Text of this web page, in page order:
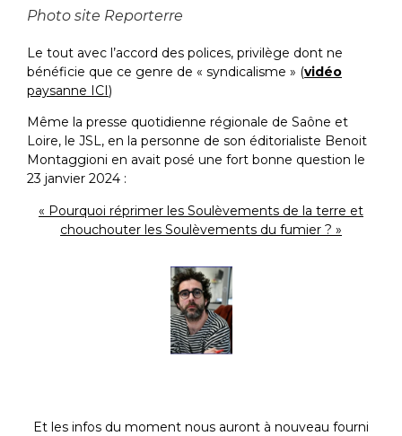
Photo site Reporterre
Le tout avec l’accord des polices, privilège dont ne
bénéficie que ce genre de « syndicalisme » (vidéo
paysanne ICI)
Même la presse quotidienne régionale de Saône et
Loire, le JSL, en la personne de son éditorialiste Benoit
Montaggioni en avait posé une fort bonne question le
23 janvier 2024 :
« Pourquoi réprimer les Soulèvements de la terre et
chouchouter les Soulèvements du fumier ? »
Et les infos du moment nous auront à nouveau fourni